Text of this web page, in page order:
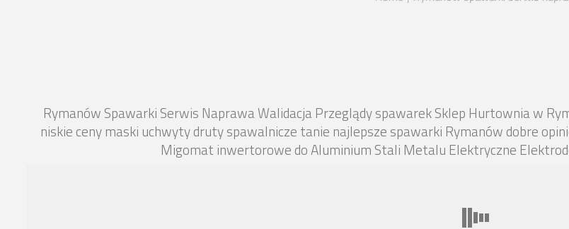
Rymanów Spawarki Serwis Naprawa Walidacja Przeglądy spawarek Sklep Hurtownia w
niskie ceny maski uchwyty druty spawalnicze tanie najlepsze spawarki Rymanów dobre
Migomat inwertorowe do Aluminium Stali Metalu Elektryczne